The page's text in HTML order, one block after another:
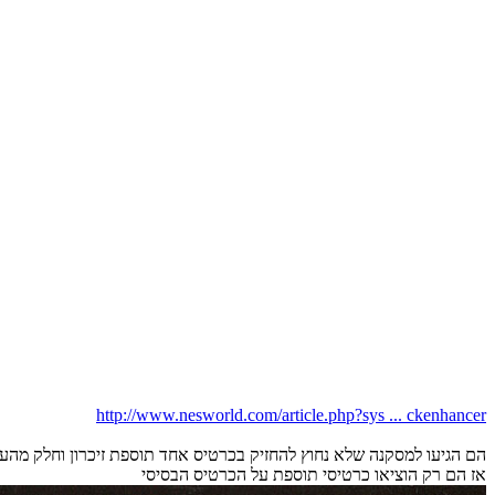
http://www.nesworld.com/article.php?sys ... ckenhancer
הם הגיעו למסקנה שלא נחוץ להחזיק בכרטיס אחד תוספת זיכרון וחלק
אז הם רק הוציאו כרטיסי תוספת על הכרטיס הבסיסי